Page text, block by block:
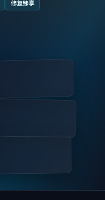
修复臻享